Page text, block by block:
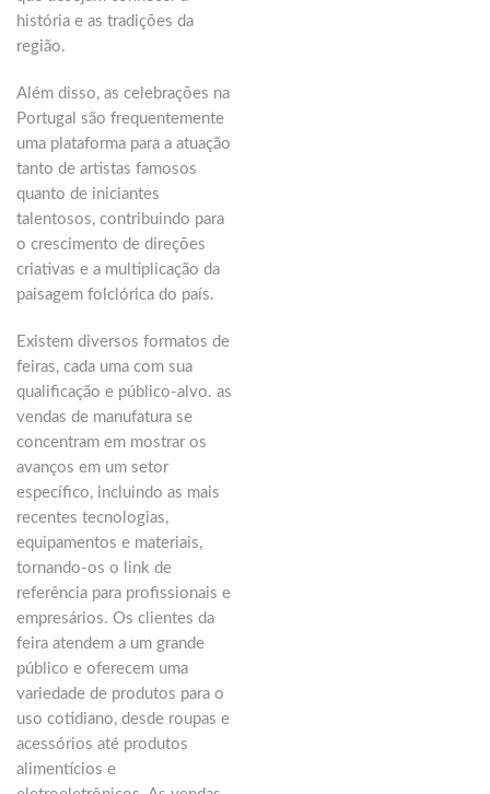
história e as tradições da
região.
Além disso, as celebrações na
Portugal são frequentemente
uma plataforma para a atuação
tanto de artistas famosos
quanto de iniciantes
talentosos, contribuindo para
o crescimento de direções
criativas e a multiplicação da
paisagem folclórica do país.
Existem diversos formatos de
feiras, cada uma com sua
qualificação e público-alvo. as
vendas de manufatura se
concentram em mostrar os
avanços em um setor
específico, incluindo as mais
recentes tecnologias,
equipamentos e materiais,
tornando-os o link de
referência para profissionais e
empresários. Os clientes da
feira atendem a um grande
público e oferecem uma
variedade de produtos para o
uso cotidiano, desde roupas e
acessórios até produtos
alimentícios e